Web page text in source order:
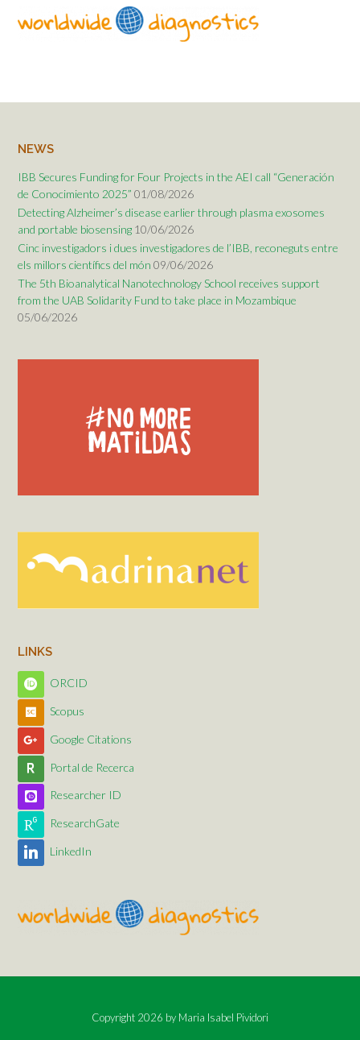
NEWS
IBB Secures Funding for Four Projects in the AEI call “Generación
de Conocimiento 2025” 01/08/2026
Detecting Alzheimer’s disease earlier through plasma exosomes
and portable biosensing 10/06/2026
Cinc investigadors i dues investigadores de l’IBB, reconeguts entre
els millors científics del món 09/06/2026
The 5th Bioanalytical Nanotechnology School receives support
from the UAB Solidarity Fund to take place in Mozambique
05/06/2026
LINKS
ORCID
Scopus
Google Citations
Portal de Recerca
Researcher ID
ResearchGate
LinkedIn
Copyright 2026 by Maria Isabel Pividori